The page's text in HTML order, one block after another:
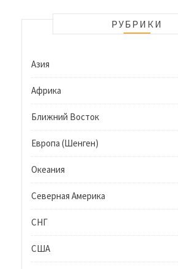
РУБРИКИ
Азия
Африка
Ближний Восток
Европа (Шенген)
Океания
Северная Америка
СНГ
США